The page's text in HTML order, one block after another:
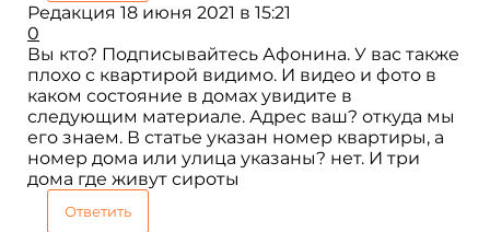
Редакция 18 июня 2021 в 15:21
0
Вы кто? Подписывайтесь Афонина. У вас также
плохо с квартирой видимо. И видео и фото в
каком состояние в домах увидите в
следующим материале. Адрес ваш? откуда мы
его знаем. В статье указан номер квартиры, а
номер дома или улица указаны? нет. И три
дома где живут сироты
Ответить